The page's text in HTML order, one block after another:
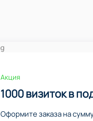
Акция
1000 визиток в
Оформите заказа на